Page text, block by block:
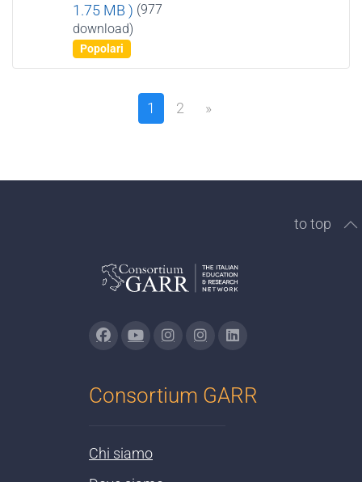
1.75 MB ) (977
download)
Popolari
1 2 »
to top
Consortium GARR
Chi siamo